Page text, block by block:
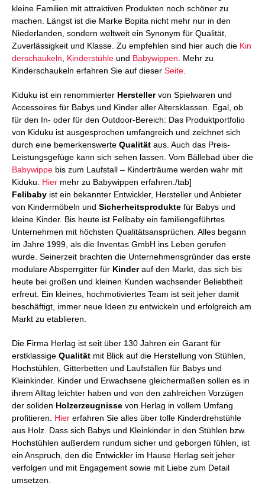
kleine Familien mit attraktiven Produkten noch schöner zu
machen. Längst ist die Marke Bopita nicht mehr nur in den
Niederlanden, sondern weltweit ein Synonym für Qualität,
Zuverlässigkeit und Klasse. Zu empfehlen sind hier auch die Kin
derschaukeln
Kinderstühle und Babywippen . Mehr zu
Kinderschaukeln erfahren Sie auf dieser Seite
Kiduku ist ein renommierter Herstellervon Spielwaren und
Accessoires für Babys und Kinder aller Altersklassen. Egal, ob
für den In- oder für den Outdoor-Bereich: Das Produktportfolio
von Kiduku ist ausgesprochen umfangreich und zeichnet sich
durch eine bemerkenswerte Qualität aus. Auch das Preis-
Leistungsgefüge kann sich sehen lassen. Vom Bällebad über die
Babywippe bis zum Laufstall – Kinderträume werden wahr mit
Kiduku. Hier mehr zu Babywippen erfahren./tab]
Felibaby ist ein bekannter Entwickler, Hersteller und Anbieter
von Kindermöbeln und Sicherheitsprodukte für Babys und
kleine Kinder. Bis heute ist Felibaby ein familiengeführtes
Unternehmen mit höchsten Qualitätsansprüchen. Alles begann
im Jahre 1999, als die Inventas GmbH ins Leben gerufen
wurde. Seinerzeit brachten die Unternehmensgründer das erste
modulare Absperrgitter für Kinderauf den Markt, das sich bis
heute bei großen und kleinen Kunden wachsender Beliebtheit
erfreut. Ein kleines, hochmotiviertes Team ist seit jeher damit
beschäftigt, immer neue Ideen zu entwickeln und erfolgreich am
Markt zu etablieren.
Die Firma Herlag ist seit über 130 Jahren ein Garant für
erstklassige Qualität mit Blick auf die Herstellung von Stühlen,
Hochstühlen, Gitterbetten und Laufställen für Babys und
Kleinkinder. Kinder und Erwachsene gleichermaßen sollen es in
ihrem Alltag leichter haben und von den zahlreichen Vorzügen
der soliden Holzerzeugnisse von Herlag in vollem Umfang
profitieren. Hier erfahren Sie alles über tolle Kinderdrehstühle
aus Holz. Dass sich Babys und Kleinkinder in den Stühlen bzw.
Hochstühlen außerdem rundum sicher und geborgen fühlen, ist
ein Anspruch, den die Entwickler im Hause Herlag seit jeher
verfolgen und mit Engagement sowie mit Liebe zum Detail
umsetzen.